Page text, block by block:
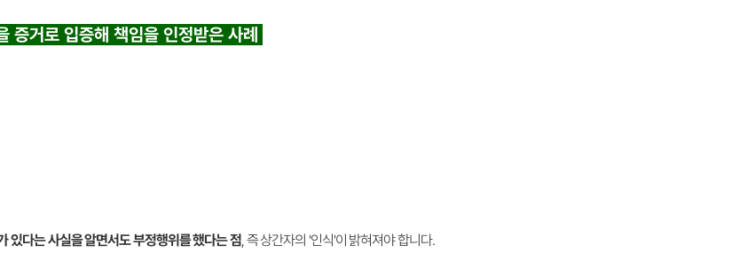
증거로 입증해 책임을 인정받은 사례
있다는 사실을 알면서도 부정행위를 했다는 점, 즉 상간자의 '인식'이 밝혀져야 합니다.